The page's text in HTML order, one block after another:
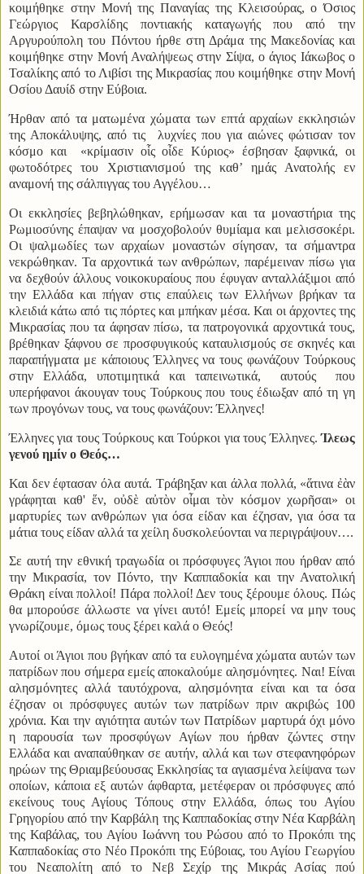
κοιμήθηκε στην Μονή της Παναγίας της Κλεισούρας, ο Όσιος
Γεώργιος Καρσλίδης ποντιακής καταγωγής που από την
Αργυρούπολη του Πόντου ήρθε στη Δράμα της Μακεδονίας και
κοιμήθηκε στην Μονή Αναλήψεως στην Σίψα, ο άγιος Ιάκωβος ο
Τσαλίκης από το Λιβίσι της Μικρασίας που κοιμήθηκε στην Μονή
Οσίου Δαυίδ στην Εύβοια.
Ήρθαν από τα ματωμένα χώματα των επτά αρχαίων εκκλησιών
της Αποκάλυψης, από τις
λυχνίες που για αιώνες φώτισαν τον
κόσμο και «κρίμασιν οἷς οἶδε Κύριος» έσβησαν ξαφνικά, οι
φωτοδότρες του Χριστιανισμού της καθ’ ημάς Ανατολής εν
αναμονή της σάλπιγγας του Αγγέλου…
Οι εκκλησίες βεβηλώθηκαν, ερήμωσαν και τα μοναστήρια της
Ρωμιοσύνης έπαψαν να μοσχοβολούν θυμίαμα και μελισσοκέρι.
Οι ψαλμωδίες των αρχαίων μοναστών σίγησαν, τα σήμαντρα
νεκρώθηκαν. Τα αρχοντικά των ανθρώπων, παρέμειναν πίσω για
να δεχθούν άλλους νοικοκυραίους που έφυγαν ανταλλάξιμοι από
την Ελλάδα και πήγαν στις επαύλεις των Ελλήνων βρήκαν τα
κλειδιά κάτω από τις πόρτες και μπήκαν μέσα. Και οι άρχοντες της
Μικρασίας που τα άφησαν πίσω, τα πατρογονικά αρχοντικά τους,
βρέθηκαν ξάφνου σε προσφυγικούς καταυλισμούς σε σκηνές και
παραπήγματα με κάποιους Έλληνες να τους φωνάζουν Τούρκους
στην Ελλάδα, υποτιμητικά και ταπεινωτικά,
αυτούς
που
υπερήφανοι άκουγαν τους Τούρκους που τους έδιωξαν από τη γη
των προγόνων τους, να τους φωνάζουν: Έλληνες!
Έλληνες για τους Τούρκους και Τούρκοι για τους Έλληνες.Ίλεως
γενού ημίν ο Θεός…
Και δεν έφτασαν όλα αυτά. Τράβηξαν και άλλα πολλά, «ἅτινα ἐὰν
γράφηται καθ' ἕν, οὐδὲ αὐτὸν οἶμαι τὸν κόσμον χωρῆσαι» οι
μαρτυρίες των ανθρώπων για όσα είδαν και έζησαν, για όσα τα
μάτια τους είδαν αλλά τα χείλη δυσκολεύονται να περιγράψουν….
Σε αυτή την εθνική τραγωδία οι πρόσφυγες Άγιοι που ήρθαν από
την Μικρασία, τον Πόντο, την Καππαδοκία και την Ανατολική
Θράκη είναι πολλοί! Πάρα πολλοί! Δεν τους ξέρουμε όλους. Πώς
θα μπορούσε άλλωστε να γίνει αυτό! Εμείς μπορεί να μην τους
γνωρίζουμε, όμως τους ξέρει καλά ο Θεός!
Αυτοί οι Άγιοι που βγήκαν από τα ευλογημένα χώματα αυτών των
πατρίδων που σήμερα εμείς αποκαλούμε αλησμόνητες. Ναι! Είναι
αλησμόνητες αλλά ταυτόχρονα, αλησμόνητα είναι και τα όσα
έζησαν οι πρόσφυγες αυτών των πατρίδων πριν ακριβώς 100
χρόνια. Και την αγιότητα αυτών των Πατρίδων μαρτυρά όχι μόνο
η παρουσία των προσφύγων Αγίων που ήρθαν ζώντες στην
Ελλάδα και αναπαύθηκαν σε αυτήν, αλλά και των στεφανηφόρων
ηρώων της Θριαμβεύουσας Εκκλησίας τα αγιασμένα λείψανα των
οποίων, κάποια εξ αυτών άφθαρτα, μετέφεραν οι πρόσφυγες από
εκείνους τους Αγίους Τόπους στην Ελλάδα, όπως του Αγίου
Γρηγορίου από την Καρβάλη της Καππαδοκίας στην Νέα Καρβάλη
της Καβάλας, του Αγίου Ιωάννη του Ρώσου από το Προκόπι της
Καππαδοκίας στο Νέο Προκόπι της Εύβοιας, του Αγίου Γεωργίου
του Νεαπολίτη από το Νεβ Σεχίρ της Μικράς Ασίας πού